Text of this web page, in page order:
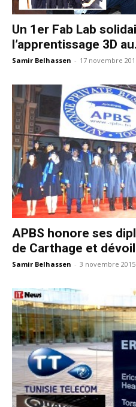
Un 1er Fab Lab
l’apprentissage 3D
Samir Belhassen - 17 novembre
APBS honore ses
de Carthage et
Samir Belhassen - 3 novembre 2015